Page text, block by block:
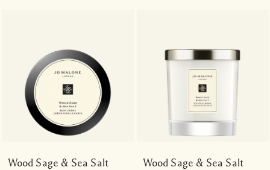
Wood Sage & Sea Salt
Wood Sage & Sea Salt